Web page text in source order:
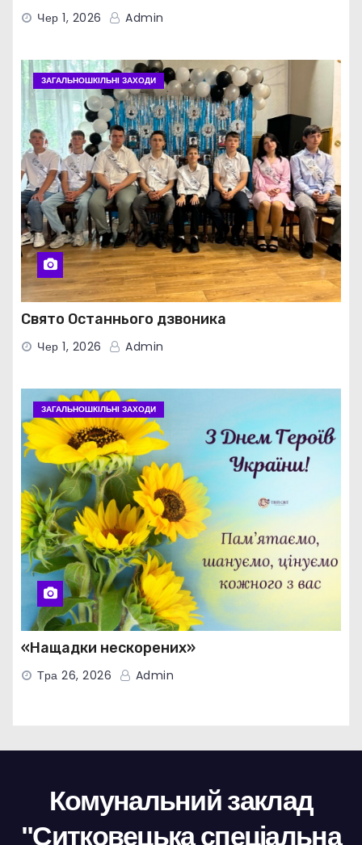
Чер 1, 2026 Admin
ЗАГАЛЬНОШКІЛЬНІ ЗАХОДИ
Свято Останнього дзвоника
Чер 1, 2026 Admin
ЗАГАЛЬНОШКІЛЬНІ ЗАХОДИ
«Нащадки нескорених»
Тра 26, 2026 Admin
Комунальний заклад
"Ситковецька спеціальна